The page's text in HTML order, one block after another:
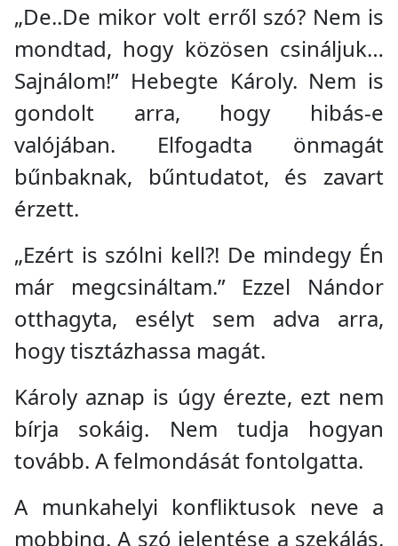
„De..De mikor volt erről szó? Nem is
mondtad, hogy közösen csináljuk…
Sajnálom!” Hebegte Károly. Nem is
gondolt arra, hogy hibás-e
valójában. Elfogadta önmagát
bűnbaknak, bűntudatot, és zavart
érzett.
„Ezért is szólni kell?! De mindegy Én
már megcsináltam.” Ezzel Nándor
otthagyta, esélyt sem adva arra,
hogy tisztázhassa magát.
Károly aznap is úgy érezte, ezt nem
bírja sokáig. Nem tudja hogyan
tovább. A felmondását fontolgatta.
A munkahelyi konfliktusok neve a
mobbing. A szó jelentése a szekálás,